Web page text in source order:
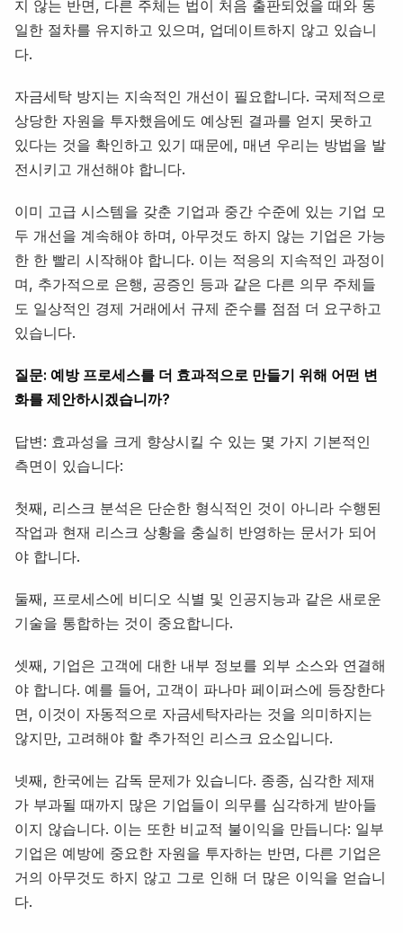
지 않는 반면, 다른 주체는 법이 처음 출판되었을 때와 동
일한 절차를 유지하고 있으며, 업데이트하지 않고 있습니
다.
자금세탁 방지는 지속적인 개선이 필요합니다. 국제적으로
상당한 자원을 투자했음에도 예상된 결과를 얻지 못하고
있다는 것을 확인하고 있기 때문에, 매년 우리는 방법을 발
전시키고 개선해야 합니다.
이미 고급 시스템을 갖춘 기업과 중간 수준에 있는 기업 모
두 개선을 계속해야 하며, 아무것도 하지 않는 기업은 가능
한 한 빨리 시작해야 합니다. 이는 적응의 지속적인 과정이
며, 추가적으로 은행, 공증인 등과 같은 다른 의무 주체들
도 일상적인 경제 거래에서 규제 준수를 점점 더 요구하고
있습니다.
질문: 예방 프로세스를 더 효과적으로 만들기 위해 어떤 변
화를 제안하시겠습니까?
답변: 효과성을 크게 향상시킬 수 있는 몇 가지 기본적인
측면이 있습니다:
첫째, 리스크 분석은 단순한 형식적인 것이 아니라 수행된
작업과 현재 리스크 상황을 충실히 반영하는 문서가 되어
야 합니다.
둘째, 프로세스에 비디오 식별 및 인공지능과 같은 새로운
기술을 통합하는 것이 중요합니다.
셋째, 기업은 고객에 대한 내부 정보를 외부 소스와 연결해
야 합니다. 예를 들어, 고객이 파나마 페이퍼스에 등장한다
면, 이것이 자동적으로 자금세탁자라는 것을 의미하지는
않지만, 고려해야 할 추가적인 리스크 요소입니다.
넷째, 한국에는 감독 문제가 있습니다. 종종, 심각한 제재
가 부과될 때까지 많은 기업들이 의무를 심각하게 받아들
이지 않습니다. 이는 또한 비교적 불이익을 만듭니다: 일부
기업은 예방에 중요한 자원을 투자하는 반면, 다른 기업은
거의 아무것도 하지 않고 그로 인해 더 많은 이익을 얻습니
다.